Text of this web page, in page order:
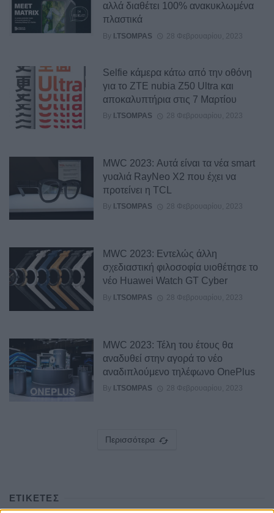
αλλά διαθέτει 100% ανακυκλωμένα
πλαστικά
By I.TSOMPAS 28 Φεβρουαρίου, 2023
Selfie κάμερα κάτω από την οθόνη
για το ZTE nubia Z50 Ultra και
αποκαλυπτήρια στις 7 Μαρτίου
By I.TSOMPAS 28 Φεβρουαρίου, 2023
MWC 2023: Αυτά είναι τα νέα smart
γυαλιά RayNeo X2 που έχει να
προτείνει η TCL
By I.TSOMPAS 28 Φεβρουαρίου, 2023
MWC 2023: Εντελώς άλλη
σχεδιαστική φιλοσοφία υιοθέτησε το
νέο Huawei Watch GT Cyber ​​
By I.TSOMPAS 28 Φεβρουαρίου, 2023
MWC 2023: Τέλη του έτους θα
αναδυθεί στην αγορά το νέο
αναδιπλούμενο τηλέφωνο OnePlus
By I.TSOMPAS 28 Φεβρουαρίου, 2023
Περισσότερα
ΕΤΙΚΕΤΕΣ